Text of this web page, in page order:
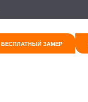
БЕСПЛАТНЫЙ ЗАМЕР